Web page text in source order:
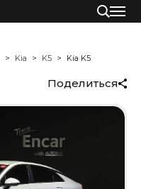
Kia K5 Kia K5
Поделиться